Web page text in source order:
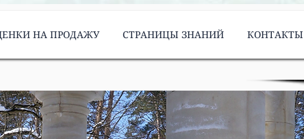
НА ПРОДАЖУ СТРАНИЦЫ ЗНАНИЙ КОНТАКТЫ